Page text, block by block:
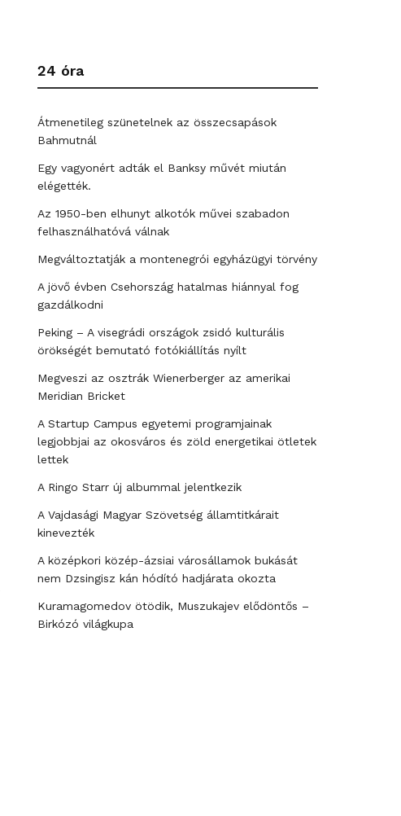
24 óra
Átmenetileg szünetelnek az összecsapások
Bahmutnál
Egy vagyonért adták el Banksy művét miután
elégették.
Az 1950-ben elhunyt alkotók művei szabadon
felhasználhatóvá válnak
Megváltoztatják a montenegrói egyházügyi törvény
A jövő évben Csehország hatalmas hiánnyal fog
gazdálkodni
Peking – A visegrádi országok zsidó kulturális
örökségét bemutató fotókiállítás nyílt
Megveszi az osztrák Wienerberger az amerikai
Meridian Bricket
A Startup Campus egyetemi programjainak
legjobbjai az okosváros és zöld energetikai ötletek
lettek
A Ringo Starr új albummal jelentkezik
A Vajdasági Magyar Szövetség államtitkárait
kinevezték
A középkori közép-ázsiai városállamok bukását
nem Dzsingisz kán hódító hadjárata okozta
Kuramagomedov ötödik, Muszukajev elődöntős –
Birkózó világkupa